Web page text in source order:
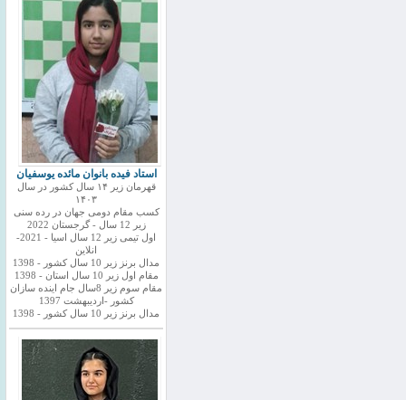
استاد فیده بانوان مائده یوسفیان
قهرمان زیر ۱۴ سال کشور در سال
۱۴۰۳
کسب مقام دومی جهان در رده سنی
زیر 12 سال - گرجستان 2022
اول تیمی زیر 12 سال اسیا - 2021-
انلاین
مدال برنز زیر 10 سال کشور - 1398
مقام اول زیر 10 سال استان - 1398
مقام سوم زیر 8سال جام اینده سازان
کشور -اردیبهشت 1397
مدال برنز زیر 10 سال کشور - 1398